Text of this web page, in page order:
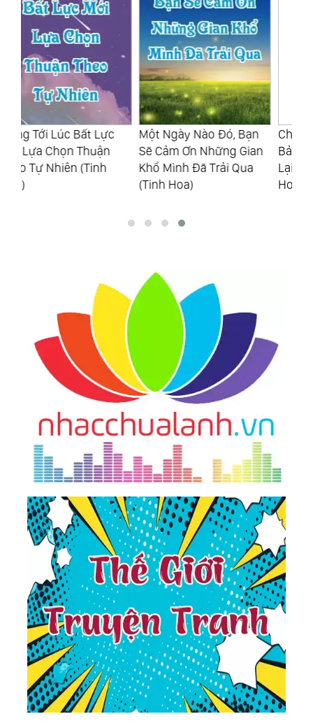
Một Ngày Nào Đó, Bạn
Sẽ Cảm Ơn Những Gian
Khổ Mình Đã Trải Qua
(Tinh Hoa)
Châm Trà Chỉ Cần Tới
Bảy Phần, Ba Phần Lưu
Lại Là Nhân Nghĩa (Tinh
Hoa)